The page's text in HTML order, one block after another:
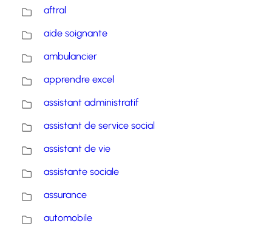
aftral
aide soignante
ambulancier
apprendre excel
assistant administratif
assistant de service social
assistant de vie
assistante sociale
assurance
automobile